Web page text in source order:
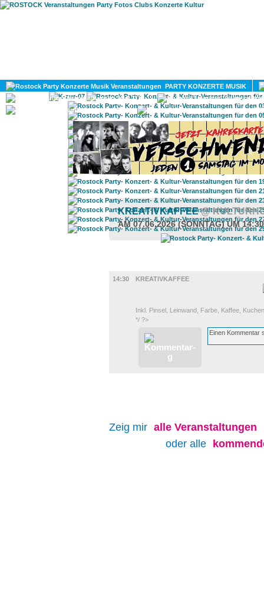
PARTY KONZERTE MUSIK
KULTUR
GAY
KREATIVKAFFEE@
AM 07.06.2026 (SONNTAG) UM
14:30
KREATIVKAFFEE
Inkl. Pinsel, Leinwand, Farbe, Kaffee,
*/ ?>
Zeig mir alle Veranstaltungen
oder alle